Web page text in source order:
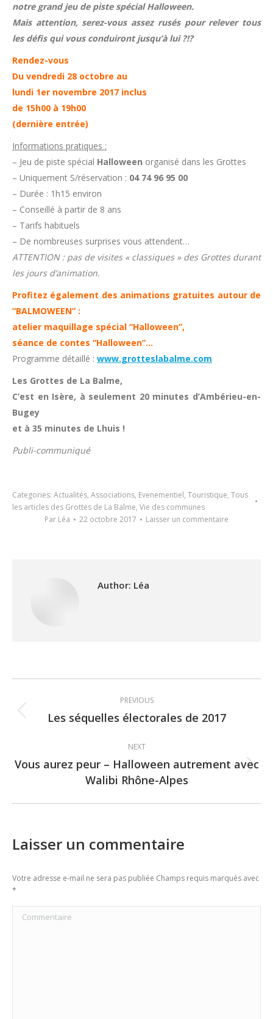
notre grand jeu de piste spécial Halloween.
Mais attention, serez-vous assez rusés pour relever tous
les défis qui vous conduiront jusqu’à lui ?!?
Rendez-vous
Du vendredi 28 octobre au
lundi 1er novembre 2017 inclus
de 15h00 à 19h00
(dernière entrée)
Informations pratiques :
– Jeu de piste spécial Halloween organisé dans les Grottes
– Uniquement S/réservation : 04 74 96 95 00
– Durée : 1h15 environ
– Conseillé à partir de 8 ans
– Tarifs habituels
– De nombreuses surprises vous attendent…
ATTENTION : pas de visites « classiques » des Grottes durant
les jours d’animation.
Profitez également des animations gratuites autour de
“BALMOWEEN” :
atelier maquillage spécial “Halloween”,
séance de contes “Halloween”…
Programme détaillé : www.grotteslabalme.com
Les Grottes de La Balme,
C’est en Isère, à seulement 20 minutes d’Ambérieu-en-
Bugey
et à 35 minutes de Lhuis !
Publi-communiqué
Categories: Actualités, Associations, Evenementiel, Touristique, Tous
les articles des Grottes de La Balme, Vie des communes
Par Léa 22 octobre 2017 Laisser un commentaire
Author: Léa
navigation
PREVIOUS
Previous
Les séquelles électorales de 2017
NEXT
Next
post:
Vous aurez peur – Halloween autrement avec
Walibi Rhône-Alpes
Laisser un commentaire
Votre adresse e-mail ne sera pas publiée Champs requis marqués avec
*
Commentaire